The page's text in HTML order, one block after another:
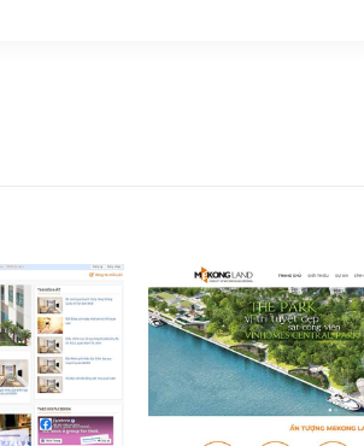
nhanh chóng. Với kho Theme
bởi các nhân viên và những người
WordPress, họ sẽ giúp bạn trả lời, giải